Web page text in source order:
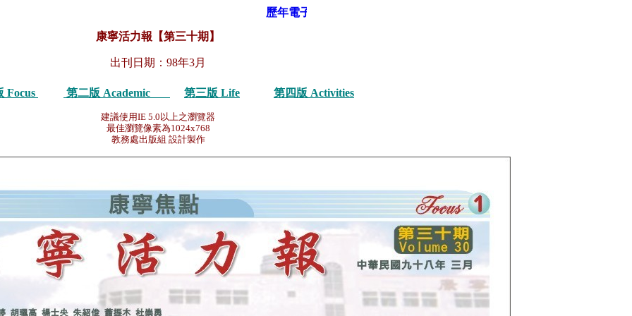
歷年電子報
康寧活力報【第三十期】
出刊日期：98年3月
Focus 第二版 Academic 第三版 Life 第四版 Activities
建議使用IE 5.0以上之瀏覽器
最佳瀏覽像素為1024x768
教務處出版組 設計製作